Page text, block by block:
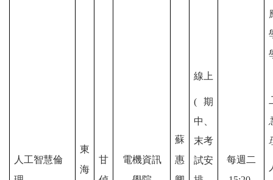
人工智慧倫
東
海
甘
電機資訊
蘇
惠
線上
(期
中、
末考
試安
每週二